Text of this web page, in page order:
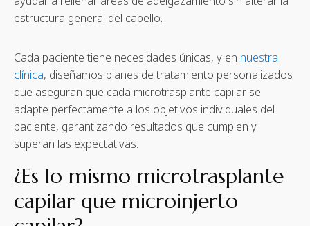
estructura general del cabello.
Cada paciente tiene necesidades únicas, y en nuestra
clínica, diseñamos planes de tratamiento personalizados
que aseguran que cada microtrasplante capilar se
adapte perfectamente a los objetivos individuales del
paciente, garantizando resultados que cumplen y
superan las expectativas.
¿Es lo mismo microtrasplante
capilar que microinjerto